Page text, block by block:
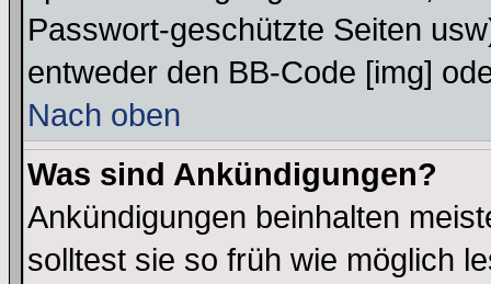
Passwort-geschützte Seiten
entweder den BB-Code [img]
Nach oben
Was sind Ankündigungen?
Ankündigungen beinhalten
solltest sie so früh wie möglich